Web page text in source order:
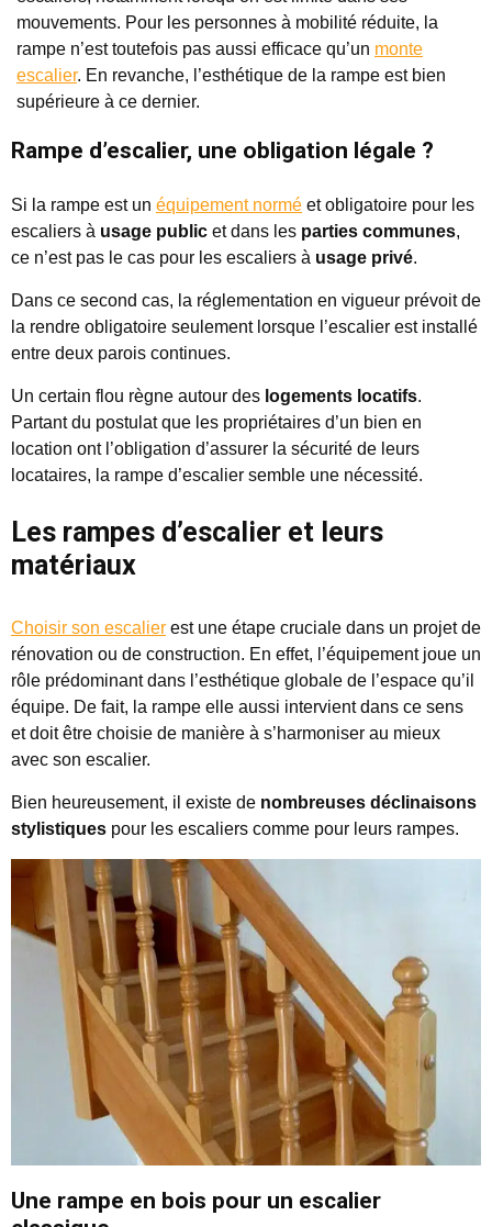
mouvements. Pour les personnes à mobilité réduite, la
rampe n’est toutefois pas aussi efficace qu’un monte
escalier. En revanche, l’esthétique de la rampe est bien
supérieure à ce dernier.
Rampe d’escalier, une obligation légale ?
Si la rampe est un équipement normé et obligatoire pour les
escaliers à usage public et dans les parties communes,
ce n’est pas le cas pour les escaliers à usage privé.
Dans ce second cas, la réglementation en vigueur prévoit de
la rendre obligatoire seulement lorsque l’escalier est installé
entre deux parois continues.
Un certain flou règne autour des logements locatifs.
Partant du postulat que les propriétaires d’un bien en
location ont l’obligation d’assurer la sécurité de leurs
locataires, la rampe d’escalier semble une nécessité.
Les rampes d’escalier et leurs
matériaux
Choisir son escalier est une étape cruciale dans un projet de
rénovation ou de construction. En effet, l’équipement joue un
rôle prédominant dans l’esthétique globale de l’espace qu’il
équipe. De fait, la rampe elle aussi intervient dans ce sens
et doit être choisie de manière à s’harmoniser au mieux
avec son escalier.
Bien heureusement, il existe de nombreuses déclinaisons
stylistiques pour les escaliers comme pour leurs rampes.
Une rampe en bois pour un escalier